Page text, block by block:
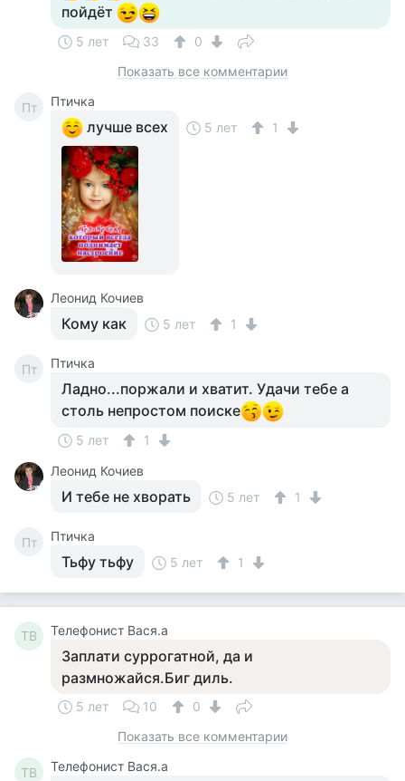
пойдёт
5 лет 33
0
Показать все комментарии
Пт Птичка
лучше всех 5 лет 1
Леонид Кочиев
Кому как 5 лет 1
Пт Птичка
Ладно...поржали и хватит. Удачи тебе а
столь непростом поиске
5 лет
1
Леонид Кочиев
И тебе не хворать 5 лет 1
Пт Птичка
Тьфу тьфу 5 лет 1
ТВ Телефонист Вася.а
Заплати суррогатной, да и
размножайся.Биг диль.
5 лет 10
0
Показать все комментарии
ТВ Телефонист Вася.а